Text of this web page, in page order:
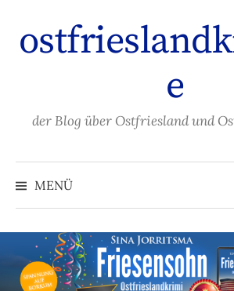
Inhalt
überspringen
e
der Blog über Ostfriesland und
MENÜ